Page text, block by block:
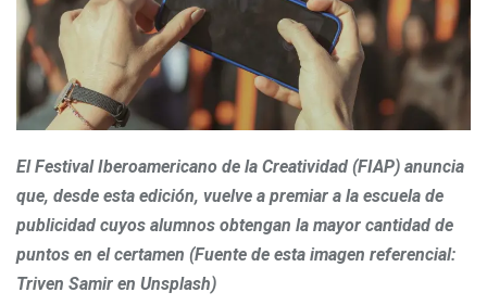
El Festival Iberoamericano de la Creatividad (FIAP) anuncia
que, desde esta edición, vuelve a premiar a la escuela de
publicidad cuyos alumnos obtengan la mayor cantidad de
puntos en el certamen (Fuente de esta imagen referencial:
Triven Samir en Unsplash)